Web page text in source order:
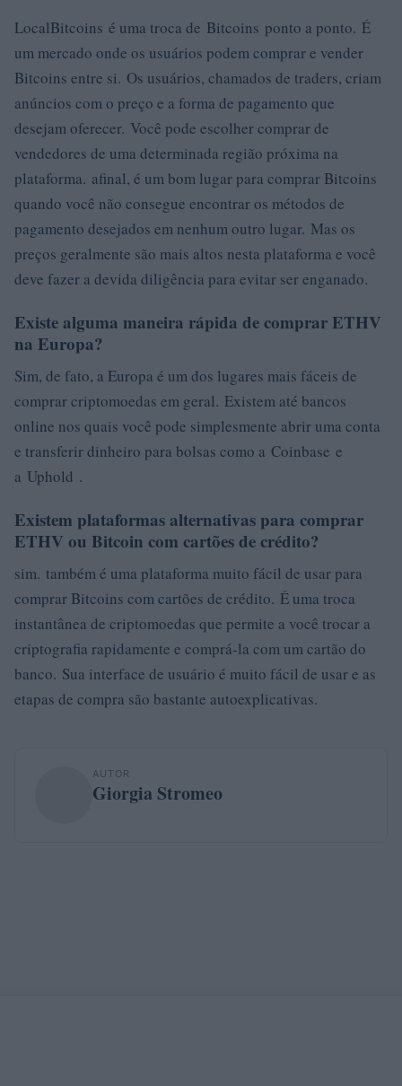
LocalBitcoins é uma troca de Bitcoins ponto a ponto. É
um mercado onde os usuários podem comprar e vender
Bitcoins entre si. Os usuários, chamados de traders, criam
anúncios com o preço e a forma de pagamento que
desejam oferecer. Você pode escolher comprar de
vendedores de uma determinada região próxima na
plataforma. afinal, é um bom lugar para comprar Bitcoins
quando você não consegue encontrar os métodos de
pagamento desejados em nenhum outro lugar. Mas os
preços geralmente são mais altos nesta plataforma e você
deve fazer a devida diligência para evitar ser enganado.
Existe alguma maneira rápida de comprar ETHV
na Europa?
Sim, de fato, a Europa é um dos lugares mais fáceis de
comprar criptomoedas em geral. Existem até bancos
online nos quais você pode simplesmente abrir uma conta
e transferir dinheiro para bolsas como a Coinbase e
a Uphold .
Existem plataformas alternativas para comprar
ETHV ou Bitcoin com cartões de crédito?
sim. também é uma plataforma muito fácil de usar para
comprar Bitcoins com cartões de crédito. É uma troca
instantânea de criptomoedas que permite a você trocar a
criptografia rapidamente e comprá-la com um cartão do
banco. Sua interface de usuário é muito fácil de usar e as
etapas de compra são bastante autoexplicativas.
AUTOR
Giorgia Stromeo